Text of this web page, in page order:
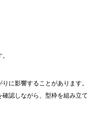
に影響することがあります。
認しながら、型枠を組み立て